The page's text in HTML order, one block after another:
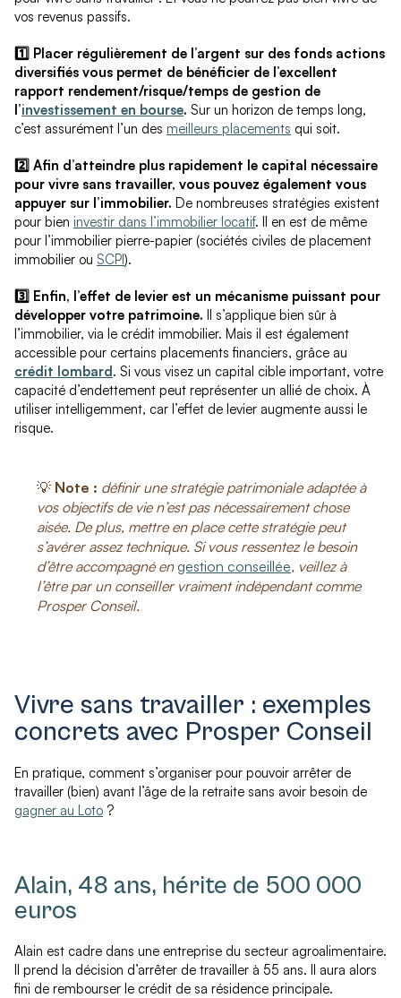
vos revenus passifs.
1️⃣ Placer régulièrement de l’argent sur des fonds actions
diversifiés vous permet de bénéficier de l’excellent
rapport rendement/risque/temps de gestion de
l’investissement en bourse. Sur un horizon de temps long,
c’est assurément l’un des meilleurs placements qui soit.
2️⃣ Afin d’atteindre plus rapidement le capital nécessaire
pour vivre sans travailler, vous pouvez également vous
appuyer sur l’immobilier. De nombreuses stratégies existent
pour bien investir dans l’immobilier locatif. Il en est de même
pour l’immobilier pierre-papier (sociétés civiles de placement
immobilier ou SCPI).
3️⃣ Enfin, l’effet de levier est un mécanisme puissant pour
développer votre patrimoine. Il s’applique bien sûr à
l’immobilier, via le crédit immobilier. Mais il est également
accessible pour certains placements financiers, grâce au
crédit lombard. Si vous visez un capital cible important, votre
capacité d’endettement peut représenter un allié de choix. À
utiliser intelligemment, car l’effet de levier augmente aussi le
risque.
💡 Note : définir une stratégie patrimoniale adaptée à
vos objectifs de vie n’est pas nécessairement chose
aisée. De plus, mettre en place cette stratégie peut
s’avérer assez technique. Si vous ressentez le besoin
d’être accompagné en gestion conseillée, veillez à
l’être par un conseiller vraiment indépendant comme
Prosper Conseil.
Vivre sans travailler : exemples
concrets avec Prosper Conseil
En pratique, comment s’organiser pour pouvoir arrêter de
travailler (bien) avant l’âge de la retraite sans avoir besoin de
gagner au Loto ?
Alain, 48 ans, hérite de 500 000
euros
Alain est cadre dans une entreprise du secteur agroalimentaire.
Il prend la décision d’arrêter de travailler à 55 ans. Il aura alors
fini de rembourser le crédit de sa résidence principale.